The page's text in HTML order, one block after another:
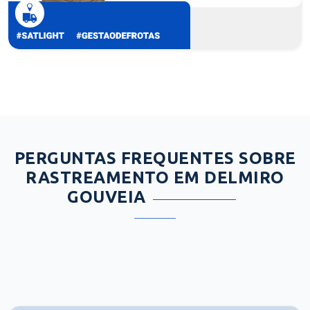
PERGUNTAS FREQUENTES SOBRE
RASTREAMENTO EM DELMIRO
GOUVEIA